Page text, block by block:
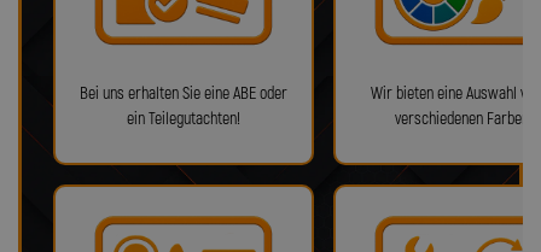
Bei uns erhalten Sie eine ABE oder
ein Teilegutachten!
Wir bieten eine Auswahl
verschiedenen Farben!